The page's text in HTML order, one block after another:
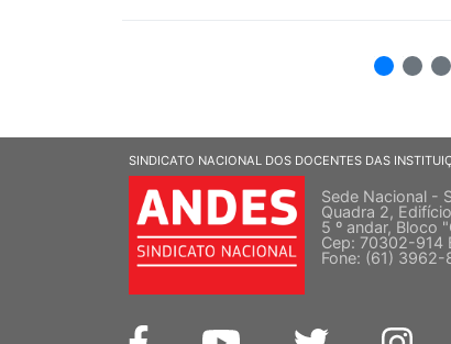
SINDICATO NACIONAL DOS DOCENTES DAS
Sede Nacional -
Quadra 2,
5 º andar, Bloco
Cep: 70302-914
Fone: (61) 3962-